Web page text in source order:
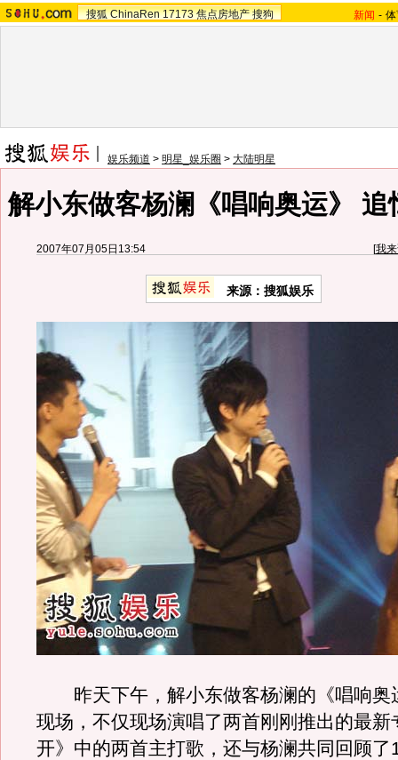
搜狐 ChinaRen 17173 焦点房地产 搜狗 新闻 -
娱乐频道 > 明星_娱乐圈 > 大陆明星
解小东做客杨澜《唱响奥运》 追
2007年07月05日13:54 [我
来源：搜狐娱乐
昨天下午，解小东做客杨澜的《唱响奥
现场，不仅现场演唱了两首刚刚推出的最新
开》中的两首主打歌，还与杨澜共同回顾